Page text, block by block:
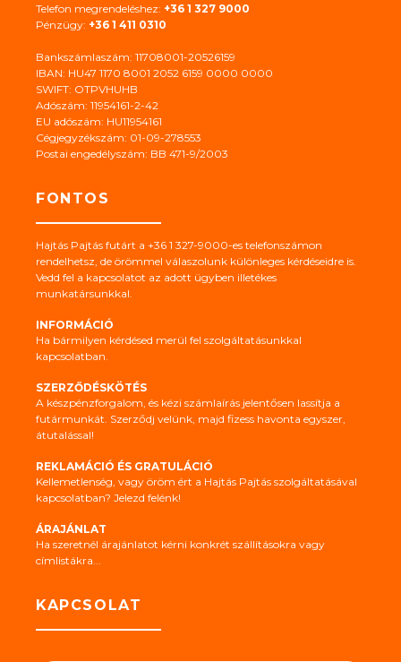
Telefon megrendeléshez: +36 1 327 9000
Pénzügy: +36 1 411 0310
Bankszámlaszám: 11708001-20526159
IBAN: HU47 1170 8001 2052 6159 0000 0000
SWIFT: OTPVHUHB
Adószám: 11954161-2-42
EU adószám: HU11954161
Cégjegyzékszám: 01-09-278553
Postai engedélyszám: BB 471-9/2003
FONTOS
Hajtás Pajtás futárt a +36 1 327-9000-es telefonszámon
rendelhetsz, de örömmel válaszolunk különleges kérdéseidre is.
Vedd fel a kapcsolatot az adott ügyben illetékes
munkatársunkkal.
INFORMÁCIÓ
Ha bármilyen kérdésed merül fel szolgáltatásunkkal
kapcsolatban.
SZERZŐDÉSKÖTÉS
A készpénzforgalom, és kézi számlaírás jelentősen lassítja a
futármunkát. Szerződj velünk, majd fizess havonta egyszer,
átutalással!
REKLAMÁCIÓ ÉS GRATULÁCIÓ
Kellemetlenség, vagy öröm ért a Hajtás Pajtás szolgáltatásával
kapcsolatban? Jelezd felénk!
ÁRAJÁNLAT
Ha szeretnél árajánlatot kérni konkrét szállításokra vagy
címlistákra...
KAPCSOLAT